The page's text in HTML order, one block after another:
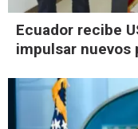
Ecuador recibe
impulsar